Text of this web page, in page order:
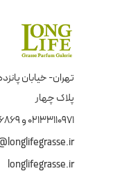
تهران- خیابان
پلاک چهار
02133110971 و 09368076869
longlifegrasse.ir